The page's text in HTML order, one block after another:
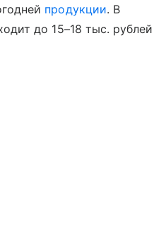
продукции. В
до 15–18 тыс. рублей